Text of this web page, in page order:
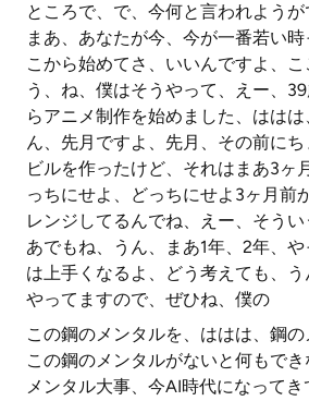
ところで、で、今何と言われようが
まあ、あなたが今、今が一番若い
こから始めてさ、いいんですよ、
う、ね、僕はそうやって、えー、
らアニメ制作を始めました、はは
ん、先月ですよ、先月、その前に
ビルを作ったけど、それはまあ3ヶ
っちにせよ、どっちにせよ3ヶ月前
レンジしてるんでね、えー、そう
あでもね、うん、まあ1年、2年、
は上手くなるよ、どう考えても、
やってますので、ぜひね、僕の
この鋼のメンタルを、ははは、鋼の
この鋼のメンタルがないと何もでき
メンタル大事、今AI時代になって